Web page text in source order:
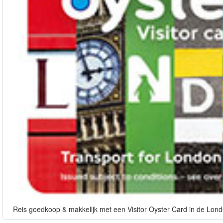
Reis goedkoop & makkelijk met een Visitor Oyster Card in de